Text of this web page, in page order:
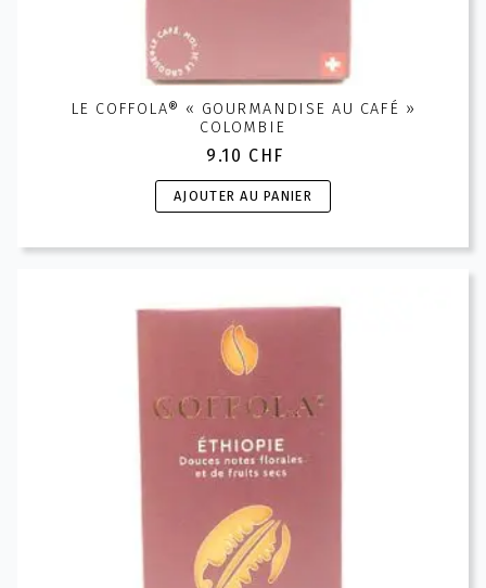
LE COFFOLA® « GOURMANDISE AU CAFÉ »
COLOMBIE
9.10 CHF
AJOUTER AU PANIER